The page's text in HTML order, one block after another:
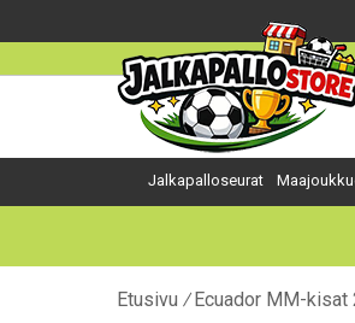
Jalkapalloseurat
Etusivu Ecuador MM-